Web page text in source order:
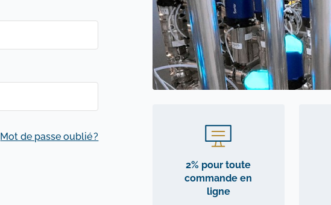
Mot de passe oublié ?
2% pour toute
commande en
ligne